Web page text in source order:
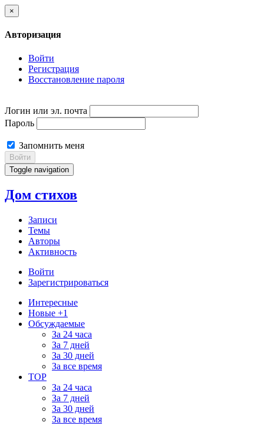
×
Авторизация
Войти
Регистрация
Восстановление пароля
Логин или эл. почта
Пароль
Запомнить меня
Войти
Toggle navigation
Дом стихов
Записи
Темы
Авторы
Активность
Войти
Зарегистрироваться
Интересные
Новые +1
Обсуждаемые
За 24 часа
За 7 дней
За 30 дней
За все время
TOP
За 24 часа
За 7 дней
За 30 дней
За все время